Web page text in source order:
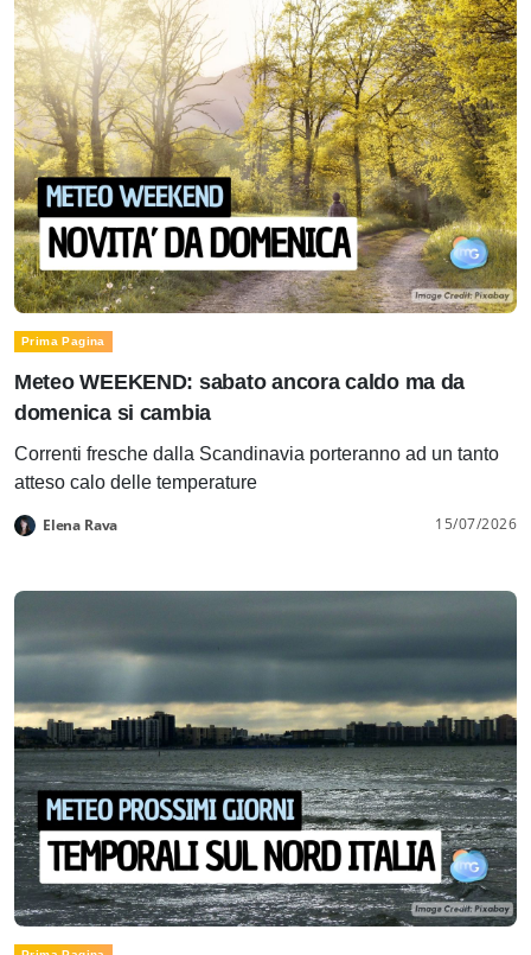
Prima Pagina
Meteo WEEKEND: sabato ancora caldo ma da
domenica si cambia
Correnti fresche dalla Scandinavia porteranno ad un tanto
atteso calo delle temperature
Elena Rava 15/07/2026